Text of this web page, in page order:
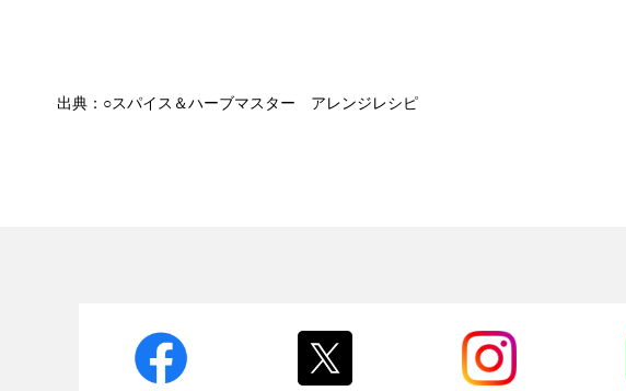
出典：○スパイス＆ハーブマスター アレンジレシピ